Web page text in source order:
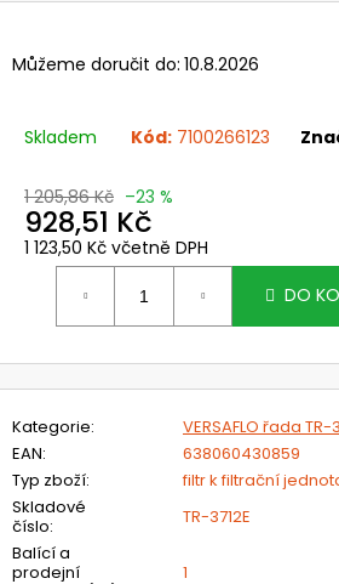
Můžeme doručit do: 10.8.2026
Skladem Kód: 7100266123
1 205,86 Kč –23 %
928,51 Kč
1 123,50 Kč včetně DPH
Měrná
DO
Kategorie:
VERSAFLO řada TR-
EAN:
638060430859
Typ zboží:
filtr k filtrační
Skladové
číslo:
TR-3712E
Balící a
prodejní
1
FOLIE PRO
NÁHL. DÍLŮ OMNIRA A
KS